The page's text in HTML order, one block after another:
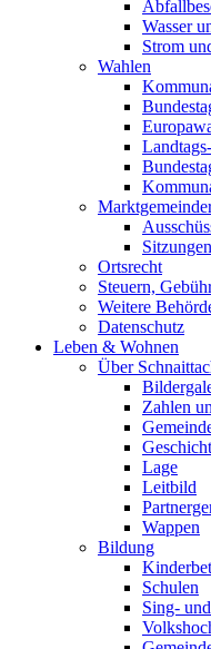
Wasser
Strom
Wahlen
Sitzungen
Ortsrecht
Steuern,
Weitere
Datenschutz
Leben & Wohnen
Über
Zahlen
Lage
Leitbild
Wappen
Bildung
Schulen
Sing-